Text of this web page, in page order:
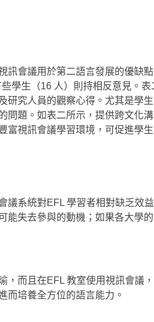
會議用於第二語言發展的優缺
學生（16 人）則持相反意見。
究人員的觀察心得。尤其是學
問題。如表二所示，提供跨文化
視訊會議學習環境，可促進學
系統對EFL 學習者相對缺乏效
能失去參與的動機；如果各大學
而且在EFL 教室使用視訊會議
而培養全方位的語言能力。